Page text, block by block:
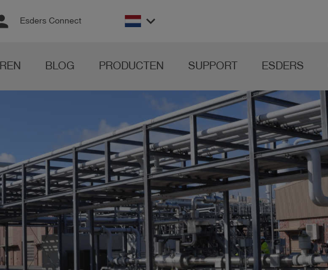
Esders Connect keyboard_arrow_down
BLOG PRODUCTEN SUPPORT ESDERS